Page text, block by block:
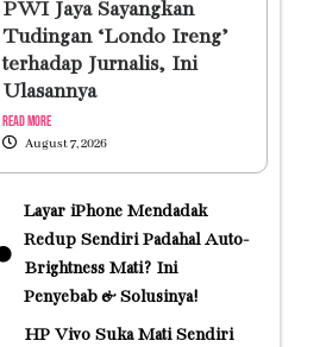
PWI Jaya Sayangkan
Tudingan ‘Londo Ireng’
terhadap Jurnalis, Ini
Ulasannya
Read More
August 7, 2026
Layar iPhone Mendadak
Redup Sendiri Padahal Auto-
Brightness Mati? Ini
Penyebab & Solusinya!
HP Vivo Suka Mati Sendiri